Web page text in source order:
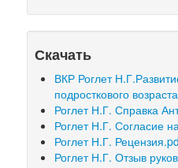
Скачать
ВКР Роглет
подросткового
Роглет Н.Г. Справка
Роглет Н.Г. Согласие
Роглет Н.Г.
Роглет Н.Г. Отзыв